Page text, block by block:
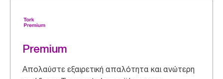
Premium
Απολαύστε εξαιρετική απαλότητα και ανώτερη